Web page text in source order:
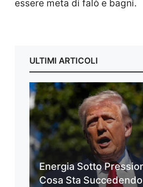
essere meta di falò e bagni.
ULTIMI ARTICOLI
Energia Sotto
Cosa Sta Succedendo